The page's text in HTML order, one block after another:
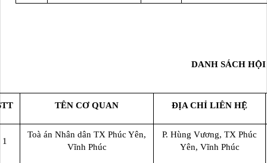
DANH SÁCH
TÊN CƠ QUAN ĐỊA CHỈ LIÊN HỆ
1
Toà án Nhân dân TX Phúc Yên,
Vĩnh Phúc
P. Hùng Vương, TX Phúc
Yên, Vĩnh Phúc